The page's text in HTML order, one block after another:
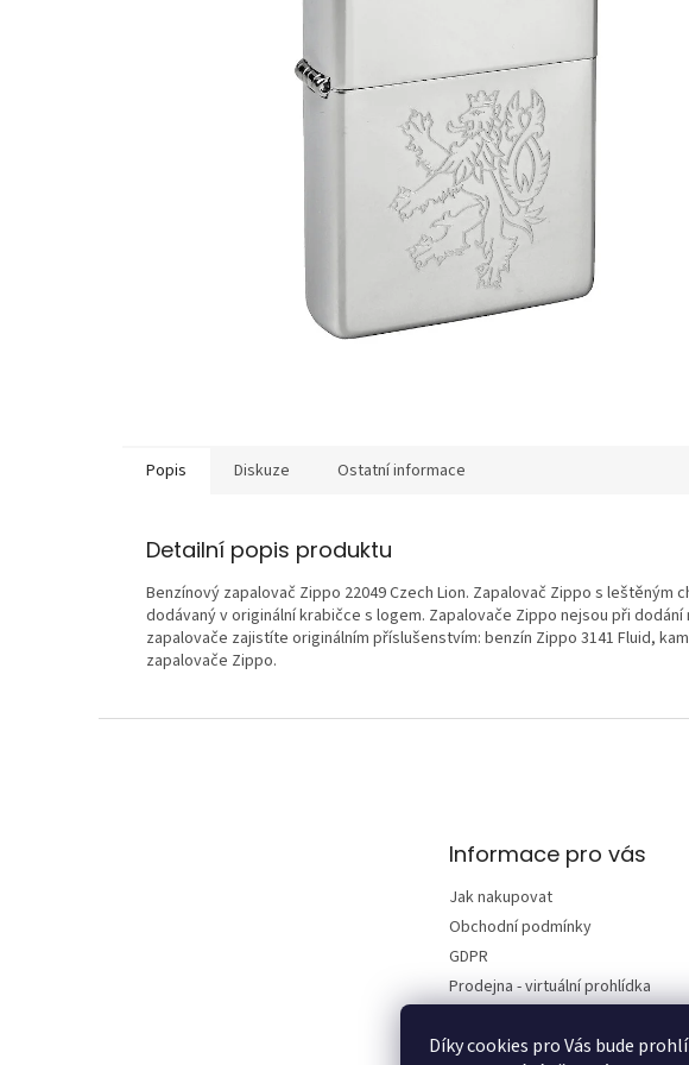
Díky cookies pro Vás bude
Popis Diskuze Ostatní informace
Detailní popis produktu
Benzínový zapalovač Zippo 22049 Czech Lion. Zapalovač Zippo s leštěným
dodávaný v originální krabičce s logem. Zapalovače Zippo nejsou při
zapalovače zajistíte originálním příslušenstvím: benzín Zippo 3141 Fluid,
zapalovače Zippo.
Informace pro vás
Jak nakupovat
Obchodní podmínky
GDPR
Prodejna - virtuální prohlídka
Vrácení zboží